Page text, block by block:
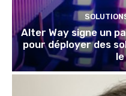
Alter Way signe un
pour déployer des